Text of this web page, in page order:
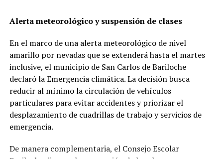
SIGUENTE
Coronavirus: Fernández convocó a los gobernadores
para analizar la suba de casos
ANTERIOR
Coronavirus: 583 nuevos casos y 42 víctimas fatales en
la provincia de Santa Fe
Alerta meteorológico y suspensión de clases
En el marco de una alerta meteorológico de nivel
amarillo por nevadas que se extenderá hasta el martes
inclusive, el municipio de San Carlos de Bariloche
declaró la Emergencia climática. La decisión busca
reducir al mínimo la circulación de vehículos
particulares para evitar accidentes y priorizar el
desplazamiento de cuadrillas de trabajo y servicios de
emergencia.
De manera complementaria, el Consejo Escolar